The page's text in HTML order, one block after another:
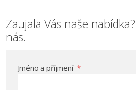
Zaujala Vás naše
nás.
Jméno a příjmení *